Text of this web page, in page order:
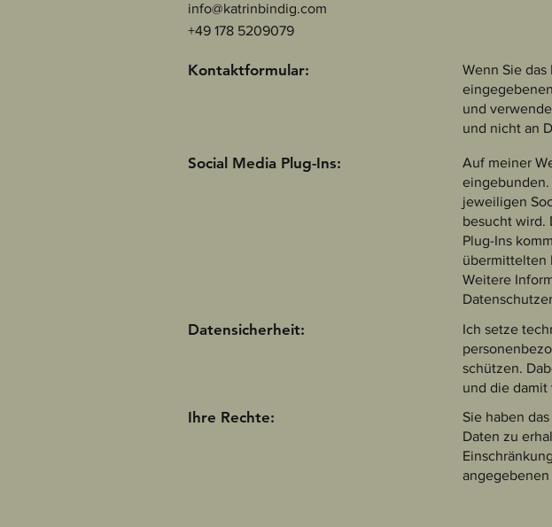
info@katrinbindig.com
+49 178 5209079
Kontaktformular:
Wenn Sie
und
und nicht an
Social Media Plug-Ins:
Auf meiner
eingebunden.
jeweiligen
besucht wird.
Plug-Ins
übermittelten
Weitere
Datensicherheit:
Ihre Rechte:
Ich setze
schützen.
und die damit
Sie haben
Daten zu